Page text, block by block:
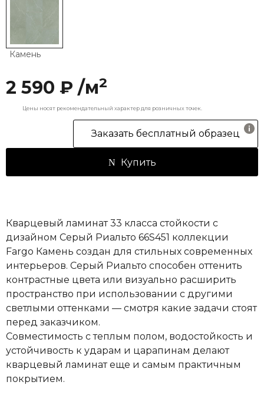
Камень
2 590 ₽ /м2
Цены носят рекомендательный характер для розничных точек.
Заказать бесплатный образец
Купить
Кварцевый ламинат 33 класса стойкости с
дизайном Серый Риальто 66S451 коллекции
Fargo Камень создан для стильных современных
интерьеров. Серый Риальто способен оттенить
контрастные цвета или визуально расширить
пространство при использовании с другими
светлыми оттенками — смотря какие задачи стоят
перед заказчиком.
Совместимость с теплым полом, водостойкость и
устойчивость к ударам и царапинам делают
кварцевый ламинат еще и самым практичным
покрытием.